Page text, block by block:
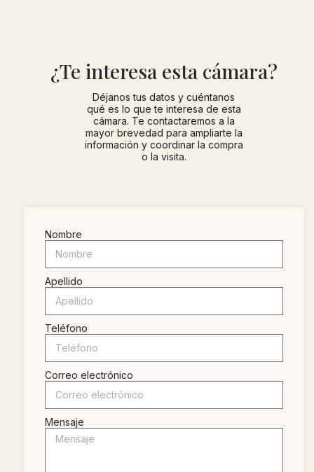
¿Te interesa esta cámara?
Déjanos tus datos y cuéntanos
qué es lo que te interesa de esta
cámara. Te contactaremos a la
mayor brevedad para ampliarte la
información y coordinar la compra
o la visita.
Nombre
Apellido
Teléfono
Correo electrónico
Mensaje